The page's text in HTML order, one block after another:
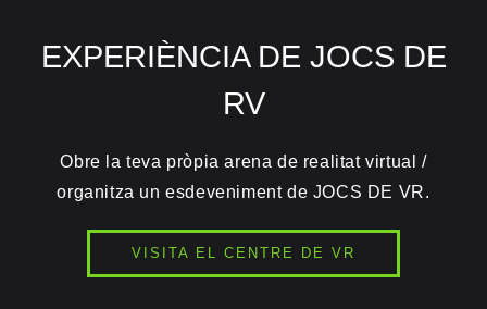
EXPERIÈNCIA DE JOCS DE
RV
Obre la teva pròpia arena de realitat virtual /
organitza un esdeveniment de JOCS DE VR.
VISITA EL CENTRE DE VR